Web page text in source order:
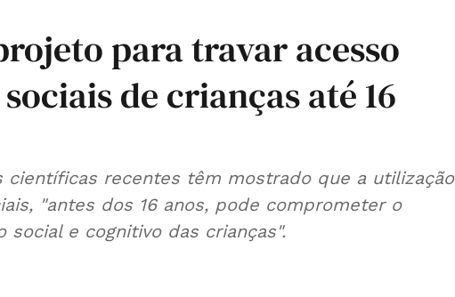
para travar acesso
de crianças até 16
científicas recentes têm mostrado que a utilização
"antes dos 16 anos, pode comprometer o
social e cognitivo das crianças".